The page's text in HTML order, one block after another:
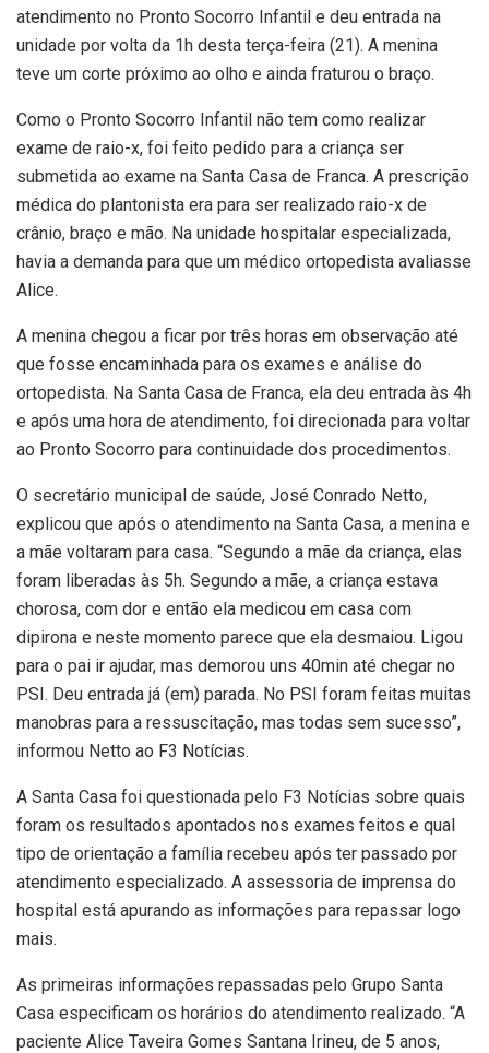
atendimento no Pronto Socorro Infantil e deu entrada na
unidade por volta da 1h desta terça-feira (21). A menina
teve um corte próximo ao olho e ainda fraturou o braço.
Como o Pronto Socorro Infantil não tem como realizar
exame de raio-x, foi feito pedido para a criança ser
submetida ao exame na Santa Casa de Franca. A prescrição
médica do plantonista era para ser realizado raio-x de
crânio, braço e mão. Na unidade hospitalar especializada,
havia a demanda para que um médico ortopedista avaliasse
Alice.
A menina chegou a ficar por três horas em observação até
que fosse encaminhada para os exames e análise do
ortopedista. Na Santa Casa de Franca, ela deu entrada às 4h
e após uma hora de atendimento, foi direcionada para voltar
ao Pronto Socorro para continuidade dos procedimentos.
O secretário municipal de saúde, José Conrado Netto,
explicou que após o atendimento na Santa Casa, a menina e
a mãe voltaram para casa. “Segundo a mãe da criança, elas
foram liberadas às 5h. Segundo a mãe, a criança estava
chorosa, com dor e então ela medicou em casa com
dipirona e neste momento parece que ela desmaiou. Ligou
para o pai ir ajudar, mas demorou uns 40min até chegar no
PSI. Deu entrada já (em) parada. No PSI foram feitas muitas
manobras para a ressuscitação, mas todas sem sucesso”,
informou Netto ao F3 Notícias.
A Santa Casa foi questionada pelo F3 Notícias sobre quais
foram os resultados apontados nos exames feitos e qual
tipo de orientação a família recebeu após ter passado por
atendimento especializado. A assessoria de imprensa do
hospital está apurando as informações para repassar logo
mais.
As primeiras informações repassadas pelo Grupo Santa
Casa especificam os horários do atendimento realizado. “A
paciente Alice Taveira Gomes Santana Irineu, de 5 anos,